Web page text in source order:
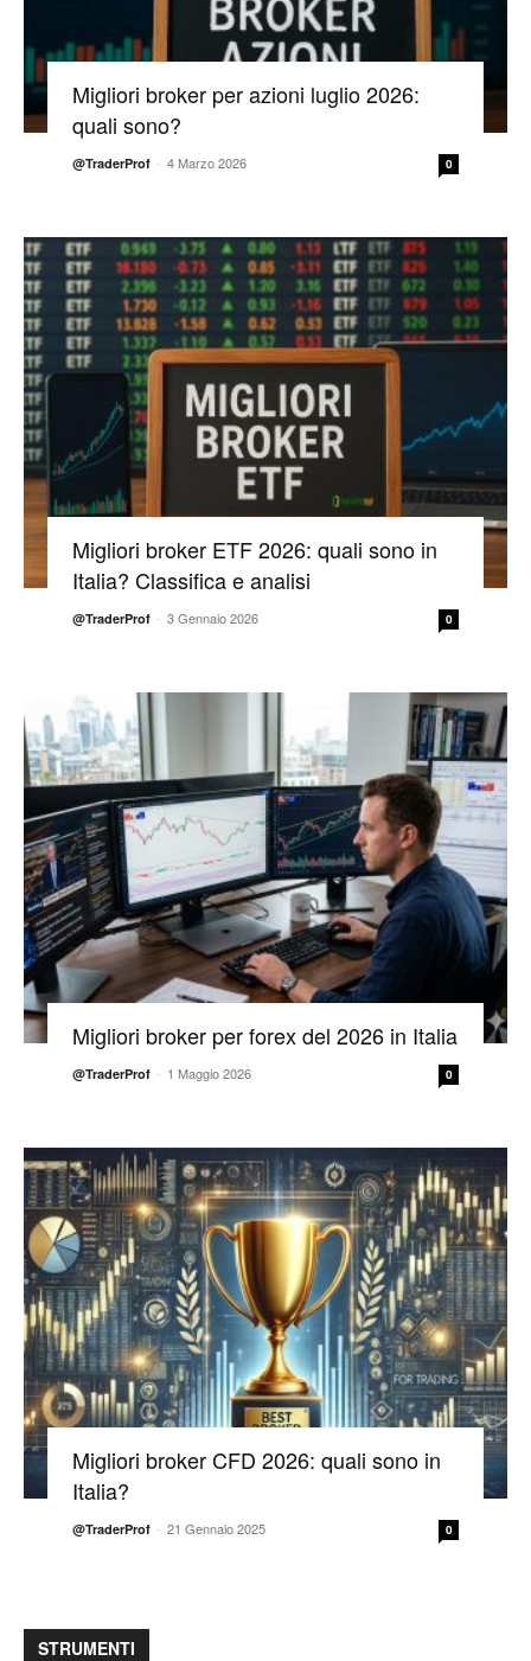
Migliori broker per azioni luglio 2026:
quali sono?
@TraderProf - 4 Marzo 2026 0
Migliori broker ETF 2026: quali sono in
Italia? Classifica e analisi
@TraderProf - 3 Gennaio 2026 0
Migliori broker per forex del 2026 in Italia
@TraderProf - 1 Maggio 2026 0
Migliori broker CFD 2026: quali sono in
Italia?
@TraderProf - 21 Gennaio 2025 0
STRUMENTI